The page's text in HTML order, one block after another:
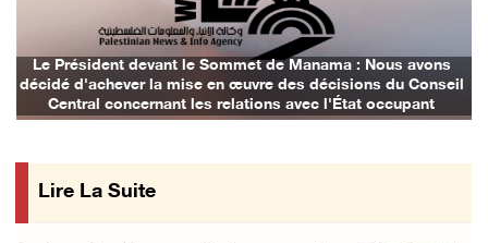
07/August/2026 02:42 PM
Incursions et barrages improvisés : les colo ...
07/August/2026 02:13 PM
Khalayel al-Louz : des colons attaquent un c ...
Le Président devant le Sommet de Manama : Nous avons
décidé d'achever la mise en œuvre des décisions du Conseil
Central concernant les relations avec l'État occupant
Lire La Suite